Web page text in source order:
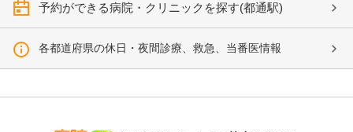
予約ができる病院・クリニックを探す(都通駅)
各都道府県の休日・夜間診療、救急、当番医情報